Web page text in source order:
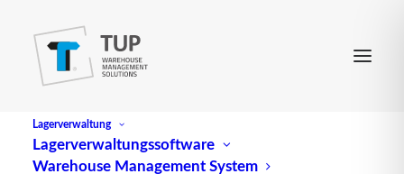
Lagerverwaltung
Lagerverwaltungssoftware
Warehouse Management System